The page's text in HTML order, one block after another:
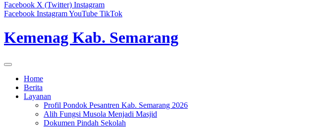
Facebook X (Twitter) Instagram
Facebook InstagramYouTube TikTok
Kemenag Kab. Semarang
Home
Berita
Layanan
Profil Pondok Pesantren Kab. Semarang 2026
Alih Fungsi Musola Menjadi Masjid
Dokumen Pindah Sekolah